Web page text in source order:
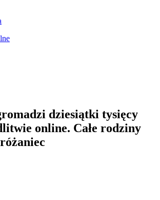
dziesiątki tysięcy
online. Całe rodziny